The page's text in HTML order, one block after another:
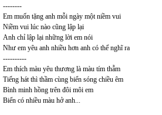
--------
Em muốn tặng anh mỗi ngày một niềm vui
Niềm vui lúc nào cũng lập lại
Anh chỉ lập lại những lời em nói
Như em yêu anh nhiều hơn anh có thể nghĩ ra
----------
Em thích màu yêu thương là màu tím thẫm
Tiếng hát thì thầm cùng biển sóng chiều êm
Bình minh hồng trên đôi môi em
Biển có nhiều màu hở anh...